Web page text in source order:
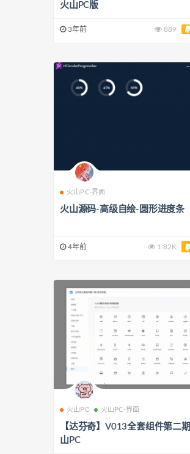
火山PC版
3年前 889
火山PC-界面
火山源码-高级自绘-圆形进度条
4年前 1.82K
火山PC 火山PC-界面
【达芬奇】V013全套组件第二
山PC